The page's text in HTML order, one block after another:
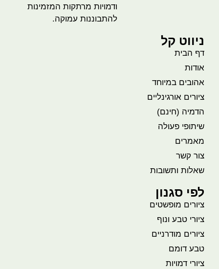
ודמויות מרתקות המזמינות
להתבוננות עמוקה.
ניווט קל
דף הבית
אודות
אהובים במיוחד
ציורים אורגינליים
הדמיה (חינם)
שיתופי פעולה
מאמרים
צור קשר
שאלות ותשובות
לפי סגנון
ציורים מופשטים
ציורי טבע ונוף
ציורים מודרניים
טבע דומם
ציורי דמויות